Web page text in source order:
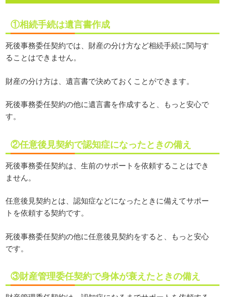
①相続手続は遺言書作成
死後事務委任契約では、財産の分け方など相続手続に関与す
ることはできません。
財産の分け方は、遺言書で決めておくことができます。
死後事務委任契約の他に遺言書を作成すると、もっと安心で
す。
②任意後見契約で認知症になったときの備え
死後事務委任契約は、生前のサポートを依頼することはでき
ません。
任意後見契約とは、認知症などになったときに備えてサポー
トを依頼する契約です。
死後事務委任契約の他に任意後見契約をすると、もっと安心
です。
③財産管理委任契約で身体が衰えたときの備え